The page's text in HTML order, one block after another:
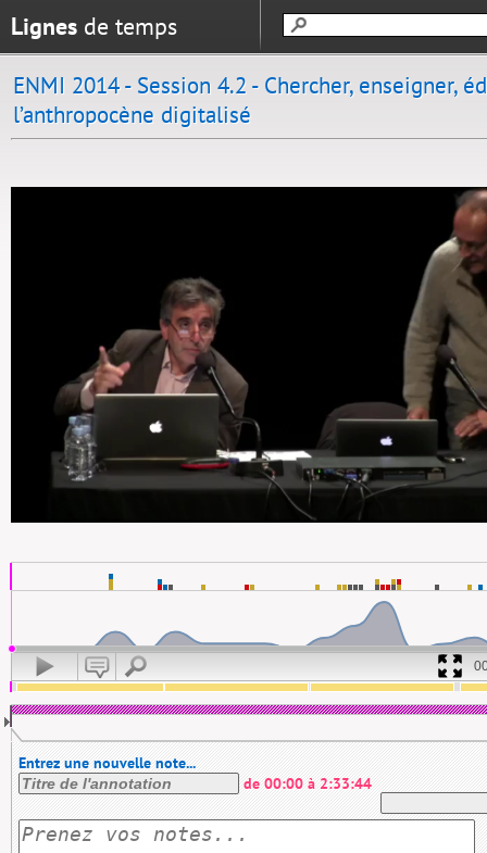
Lignes de temps
ENMI 2014 - Session 4.2 - Chercher, enseigner,
l’anthropocène digitalisé
Entrez une nouvelle note...
de 00:00 à 2:33:44